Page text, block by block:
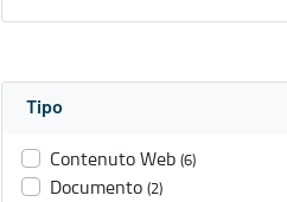
Tipo
Contenuto Web (6)
Documento (2)